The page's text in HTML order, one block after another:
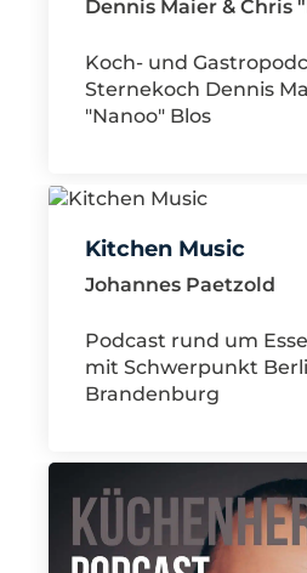
Dennis Maier & Chris
Koch- und
Sternekoch Dennis
"Nanoo" Blos
Kitchen Music
Johannes Paetzold
Podcast rund um
mit Schwerpunkt
Brandenburg